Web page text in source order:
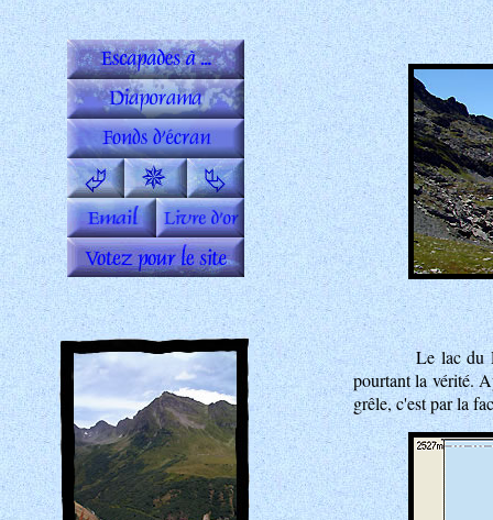
Le lac du
pourtant la vérité.
grêle, c'est par la